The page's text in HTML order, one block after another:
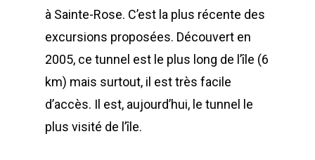
à Sainte-Rose. C’est la plus récente des
excursions proposées. Découvert en
2005, ce tunnel est le plus long de l’île (6
km) mais surtout, il est très facile
d’accès. Il est, aujourd’hui, le tunnel le
plus visité de l’île.